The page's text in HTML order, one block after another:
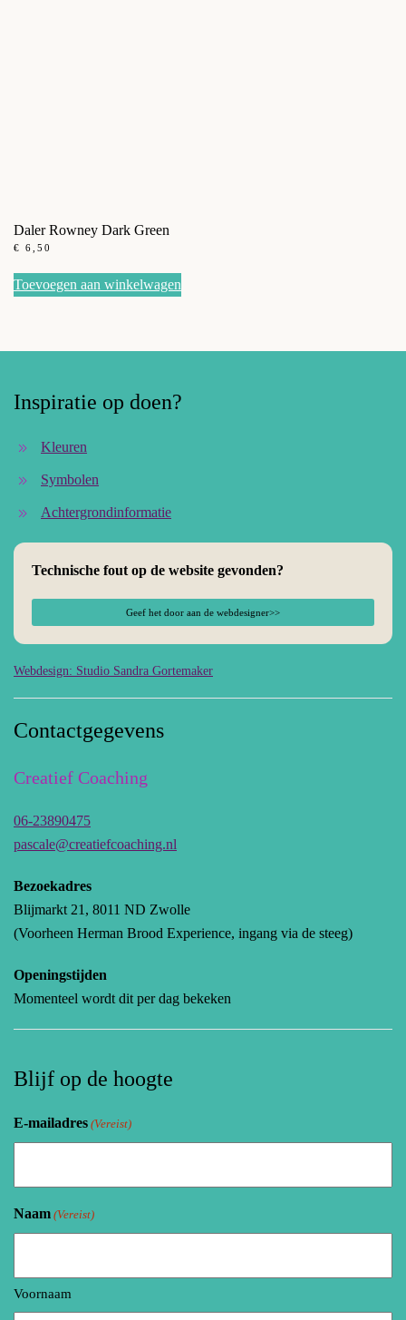
Daler Rowney Dark Green
€ 6,50
Toevoegen aan winkelwagen
Inspiratie op doen?
Kleuren
Symbolen
Achtergrondinformatie
Technische fout op de website gevonden?
Geef het door aan de webdesigner>>
Webdesign: Studio Sandra Gortemaker
Contactgegevens
Creatief Coaching
06-23890475
pascale@creatiefcoaching.nl
Bezoekadres
Blijmarkt 21, 8011 ND Zwolle
(Voorheen Herman Brood Experience, ingang via de steeg)
Openingstijden
Momenteel wordt dit per dag bekeken
Blijf op de hoogte
E-mailadres (Vereist)
Naam (Vereist)
Voornaam